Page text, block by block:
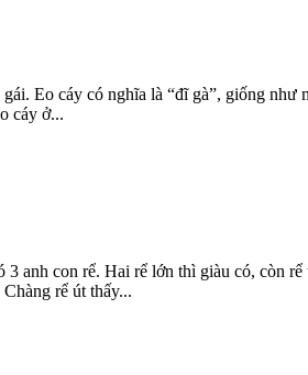
Eo cáy có nghĩa là “đĩ gà”, giống
cáy ở...
anh con rể. Hai rể lớn thì giàu có, còn
rể út thấy...